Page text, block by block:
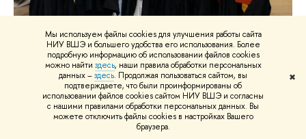
Мы используем файлы cookies для улучшения работы сайта
НИУ ВШЭ и большего удобства его использования. Более
подробную информацию об использовании файлов cookies
можно найти здесь, наши правила обработки персональных
данных –здесь. Продолжая пользоваться сайтом, вы
подтверждаете, что были проинформированы об
использовании файлов cookies сайтом НИУ ВШЭ и согласны
с нашими правилами обработки персональных данных. Вы
можете отключить файлы cookies в настройках Вашего
браузера.
✖
22 июля
Поздравляем сотрудников Центра
социологии высшего образования с
успешным завершением обучения!